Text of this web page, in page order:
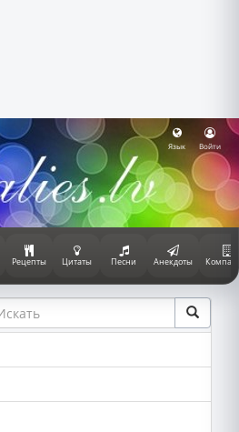
Язык Войти
Рецепты Цитаты Песни Анекдоты